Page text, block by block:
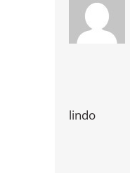
lindo